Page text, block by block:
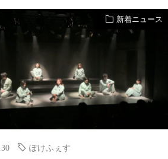
新着ニュース
ぽけふぇす